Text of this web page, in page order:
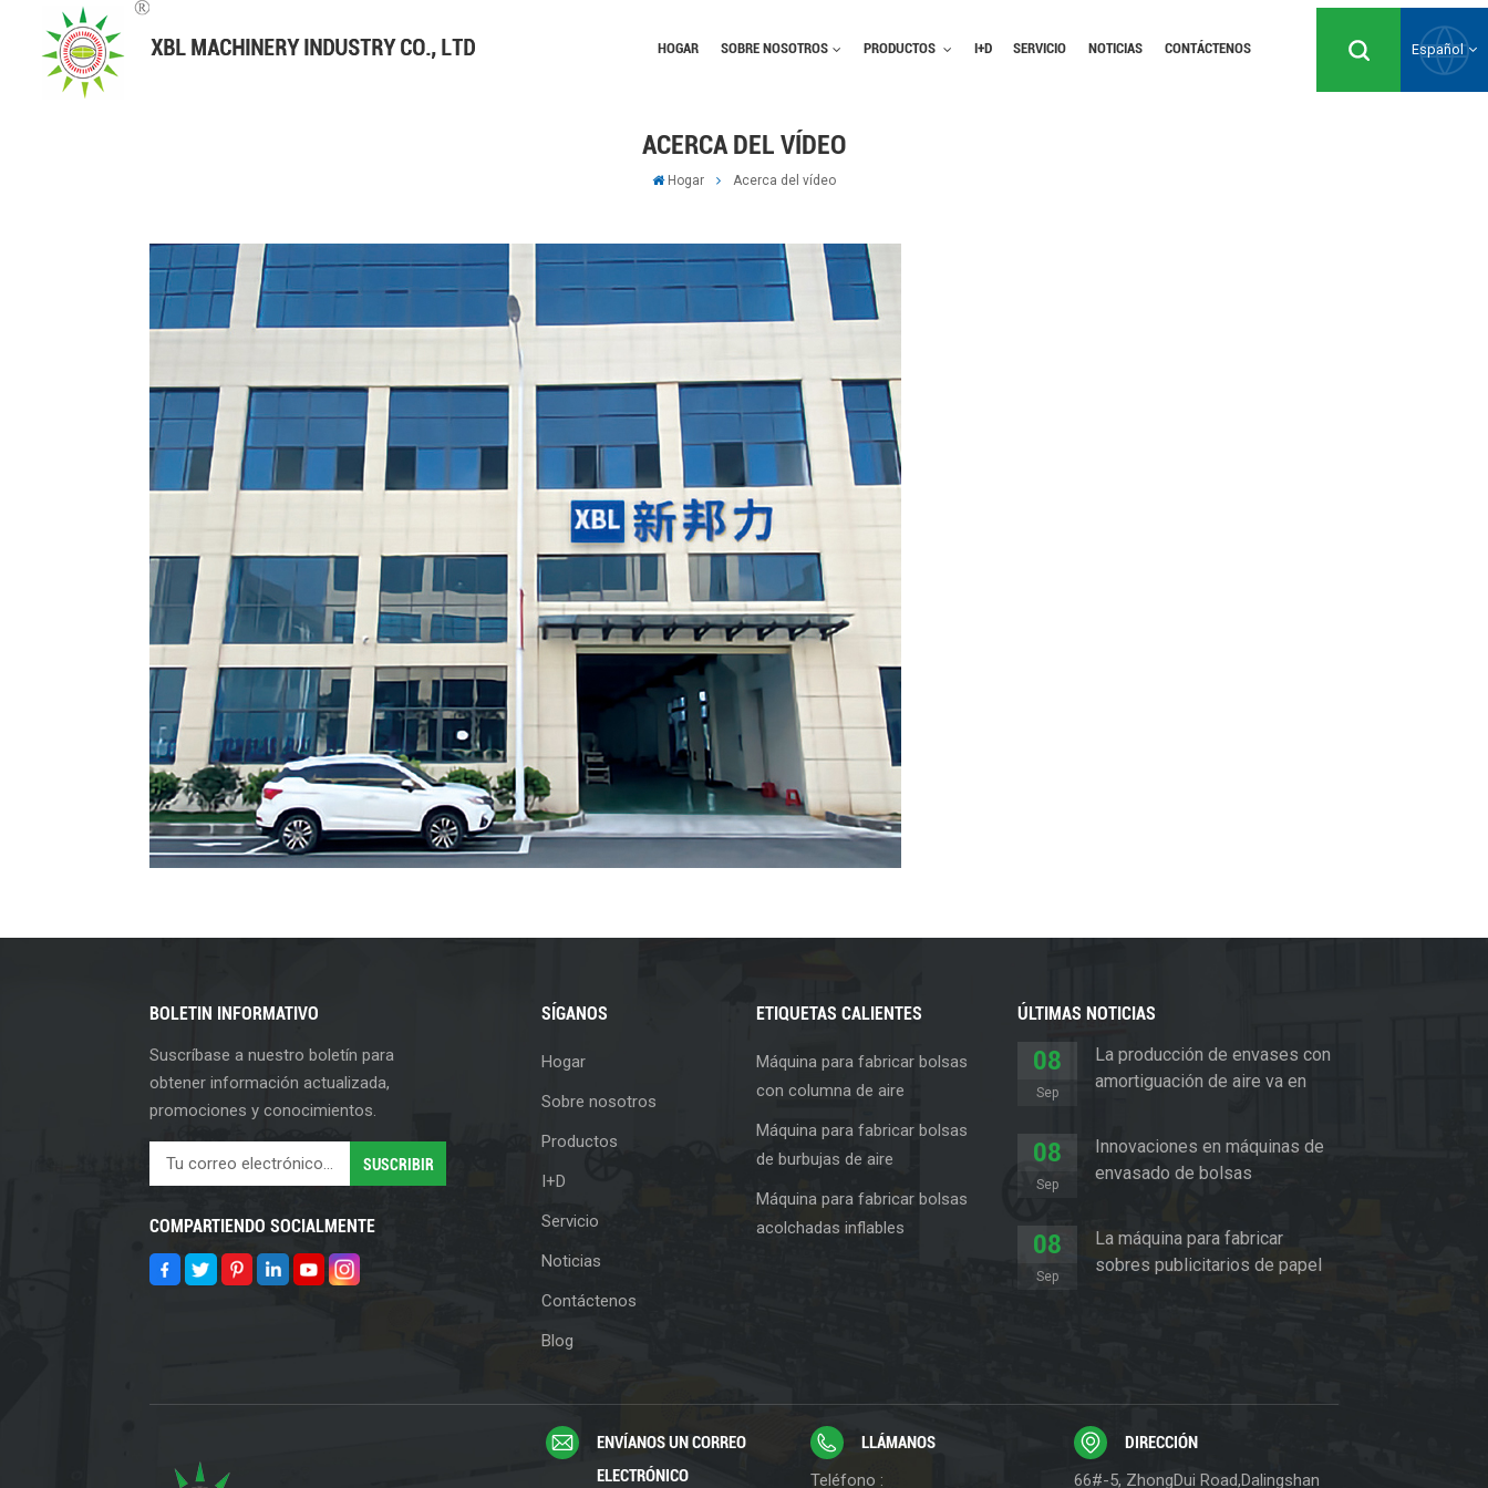
HOGAR SOBRE NOSOTROS PRODUCTOS I+D SERVICIO NOTICIAS CONTÁCTENOS Español
ACERCA DEL VÍDEO
Hogar Acerca del vídeo
BOLETIN INFORMATIVO
Suscríbase a nuestro boletín para
obtener información actualizada,
promociones y conocimientos.
COMPARTIENDO SOCIALMENTE
SÍGANOS
Hogar
Sobre nosotros
Productos
I+D
Servicio
Noticias
Contáctenos
Blog
ETIQUETAS CALIENTES
Máquina para fabricar bolsas
con columna de aire
Máquina para fabricar bolsas
de burbujas de aire
Máquina para fabricar bolsas
acolchadas inflables
ÚLTIMAS NOTICIAS
08
Sep
La producción de envases con
amortiguación de aire va en
08
Sep
Innovaciones en máquinas de
envasado de bolsas
08
Sep
La máquina para fabricar
sobres publicitarios de papel
ENVÍANOS UN CORREO
ELECTRÓNICO
LLÁMANOS
Teléfono :
DIRECCIÓN
66#-5, ZhongDui Road,Dalingshan